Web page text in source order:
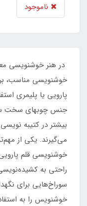
ناموجود
در هنر خوشنویسی
خوشنویسی مناسب،
پارویی یا پلیمری
جنس چوبهای سخت
بیشتر در کتیبه
می‌گیرند. یکی از
خوشنویسی قلم
راحتی به
سوراخ‌هایی برای
خوشنویس را به